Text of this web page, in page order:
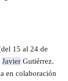
15 al 24 de
Javier Gutiérrez.
en colaboración